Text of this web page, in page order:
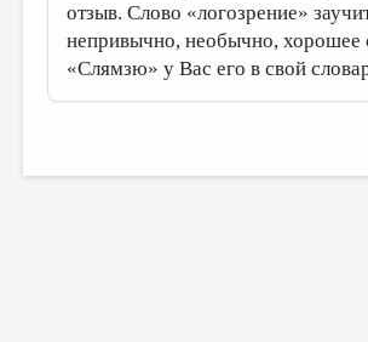
отзыв. Слово «логозрение»
непривычно, необычно, хорошее
«Слямзю» у Вас его в свой